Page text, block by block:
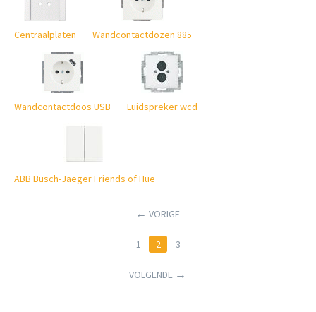
Centraalplaten Wandcontactdozen 885
Wandcontactdoos USB Luidspreker wcd
ABB Busch-Jaeger Friends of Hue
VORIGE
1 2 3
VOLGENDE